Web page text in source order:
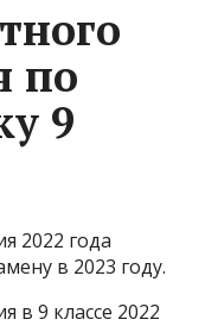
по
9
2022 года
в 2023 году.
в 9 классе 2022